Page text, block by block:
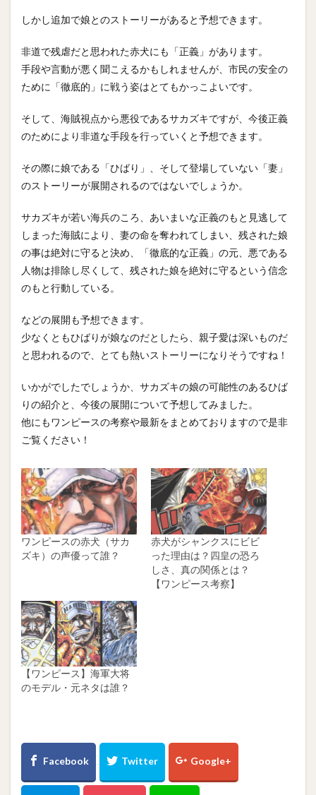
しかし追加で娘とのストーリーがあると予想できます。
非道で残虐だと思われた赤犬にも「正義」があります。
手段や言動が悪く聞こえるかもしれませんが、市民の安全の
ために「徹底的」に戦う姿はとてもかっこよいです。
そして、海賊視点から悪役であるサカズキですが、今後正義
のためにより非道な手段を行っていくと予想できます。
その際に娘である「ひばり」、そして登場していない「妻」
のストーリーが展開されるのではないでしょうか。
サカズキが若い海兵のころ、あいまいな正義のもと見逃して
しまった海賊により、妻の命を奪われてしまい、残された娘
の事は絶対に守ると決め、「徹底的な正義」の元、悪である
人物は排除し尽くして、残された娘を絶対に守るという信念
のもと行動している。
などの展開も予想できます。
少なくともひばりが娘なのだとしたら、親子愛は深いものだ
と思われるので、とても熱いストーリーになりそうですね！
いかがでしたでしょうか、サカズキの娘の可能性のあるひば
りの紹介と、今後の展開について予想してみました。
他にもワンピースの考察や最新をまとめておりますので是非
ご覧ください！
ワンピースの赤犬（サカ
ズキ）の声優って誰？
赤犬がシャンクスにビビ
った理由は？四皇の恐ろ
しさ、真の関係とは？
【ワンピース考察】
【ワンピース】海軍大将
のモデル・元ネタは誰？